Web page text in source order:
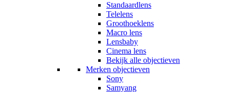
Standaardlens
Telelens
Groothoeklens
Macro lens
Lensbaby
Cinema lens
Bekijk alle objectieven
Merken objectieven
Sony
Samyang